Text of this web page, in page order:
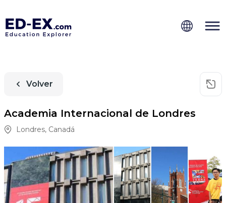
Volver
Academia Internacional de Londres
Londres, Canadá